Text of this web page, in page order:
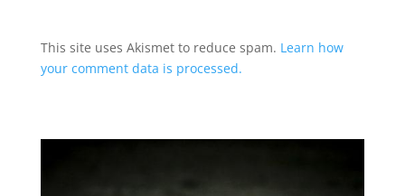
This site uses Akismet to reduce spam. Learn how
your comment data is processed.